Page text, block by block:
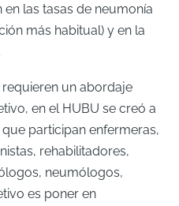
las tasas de neumonía
más habitual) y en la
un abordaje
en el HUBU se creó a
participan enfermeras,
rehabilitadores,
neumólogos,
es poner en